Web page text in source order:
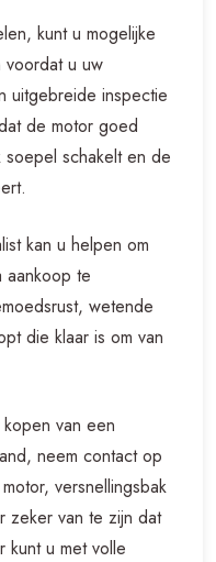
kunt u mogelijke
u uw
uitgebreide inspectie
de motor goed
schakelt en de
kan u helpen om
aankoop te
wetende
die klaar is om van
van een
neem contact op
versnellingsbak
zeker van te zijn dat
kunt u met volle